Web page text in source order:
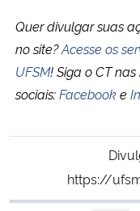
Quer divulgar suas
no site?Acesse os
UFSM!Siga o CT
sociais:Facebooke
https://